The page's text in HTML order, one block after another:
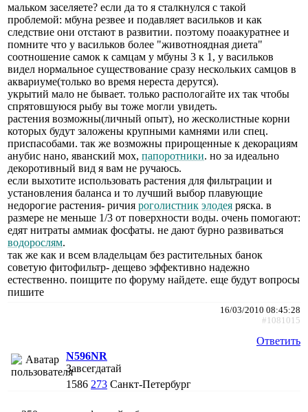
мальком заселяете? если да то я сталкнулся с такой
проблемой: мбуна резвее и подавляет васильков и как
следствие они отстают в развитии. поэтому поаакуратнее и
помните что у васильков более "животноядная диета"
соотношение самок к самцам у мбуны 3 к 1, у васильков
видел нормальное существование сразу нескольких самцов в
аквариуме(только во время нереста дерутся).
укрытий мало не бывает. только распологайте их так чтобы
спрятовшуюся рыбу вы тоже могли увидеть.
растения возможны(личный опыт), но жесколистные корни
которых будут заложены крупными камнями или спец.
приспасобами. так же возможны прирощенные к декорациям
анубис нано, яванский мох, папоротники. но за идеально
декоротивный вид я вам не ручаюсь.
если выхотите использовать растения для фильтрации и
установления баланса и то лучший выбор плавующие
недорогие растения- ричия роголистник элодея ряска. в
размере не меньше 1/3 от поверхности воды. очень помогают:
едят нитраты аммиак фосфаты. не дают бурно развиваться
водорослям.
так же как и всем владельцам без растительных банок
советую фитофильтр- дещево эффективно надежно
естественно. поищите по форуму найдете. еще будут вопросы
пишите
16/03/2010 08:45:28
#1081015
Ответить
N596NR
Завсегдатай
1586 273 Санкт-Петербург